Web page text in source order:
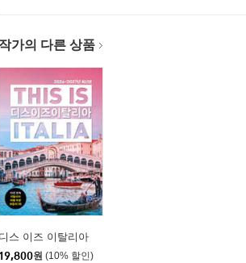
작가의 다른 상품
디스 이즈 이탈리아
19,800원 (10% 할인)